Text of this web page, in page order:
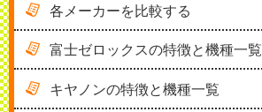
各メーカーを比較する
富士ゼロックスの特徴と機種一覧
キヤノンの特徴と機種一覧